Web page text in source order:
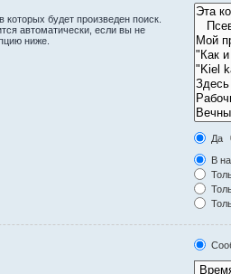
будет произведен поиск.
автоматически, если вы не
ниже.
Да
В